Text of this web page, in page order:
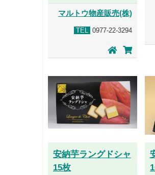
マルトウ物産販売(株)
TEL 0977-22-3294
安納芋ラングドシャ
15枚